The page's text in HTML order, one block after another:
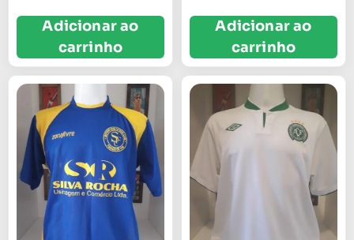
Adicionar ao
carrinho
Adicionar ao
carrinho